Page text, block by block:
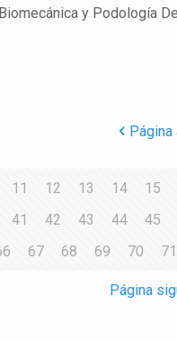
y Podología
11 12 13 14 15
41 42 43 44 45
67 68 69 70 71
Página